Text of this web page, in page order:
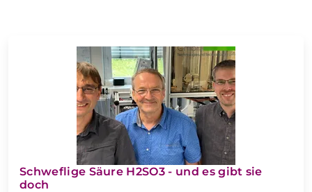
Schweflige Säure H2SO3 - und es gibt sie
doch